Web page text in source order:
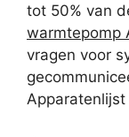
tot 50% van
warmtepomp
vragen voor